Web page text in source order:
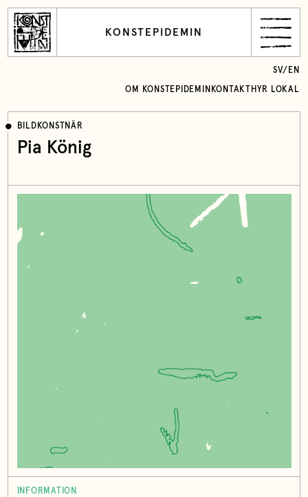
KONSTEPIDEMIN
OM KONSTEPIDEMIN KONTAKT HYR LOKAL
SV/ EN
BILDKONSTNÄR
Pia König
INFORMATION